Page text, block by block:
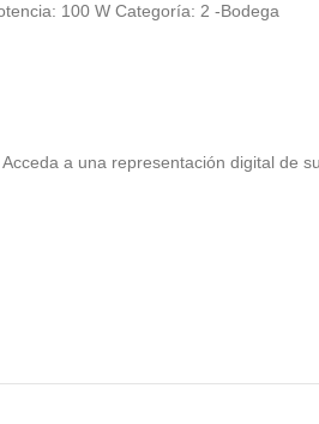
100 W Categoría: 2 -Bodega
a una representación digital de